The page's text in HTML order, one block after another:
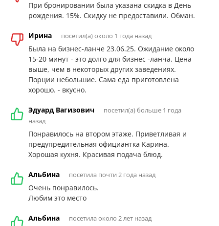
При бронировании была указана скидка в День
рождения. 15%. Скидку не предоставили. Обман.
Ирина посетил(а) около 1 года назад
Была на бизнес-ланче 23.06.25. Ожидание около
15-20 минут - это долго для бизнес -ланча. Цена
выше, чем в некоторых других заведениях.
Порции небольшие. Сама еда приготовлена
хорошо. - вкусно.
Эдуард Вагизович
посетил(а) больше 1 года
назад
Понравилось на втором этаже. Приветливая и
предупредительная официантка Карина.
Хорошая кухня. Красивая подача блюд.
Альбина посетила почти 2 года назад
Очень понравилось.
Любим это место
Альбина посетила около 2 лет назад